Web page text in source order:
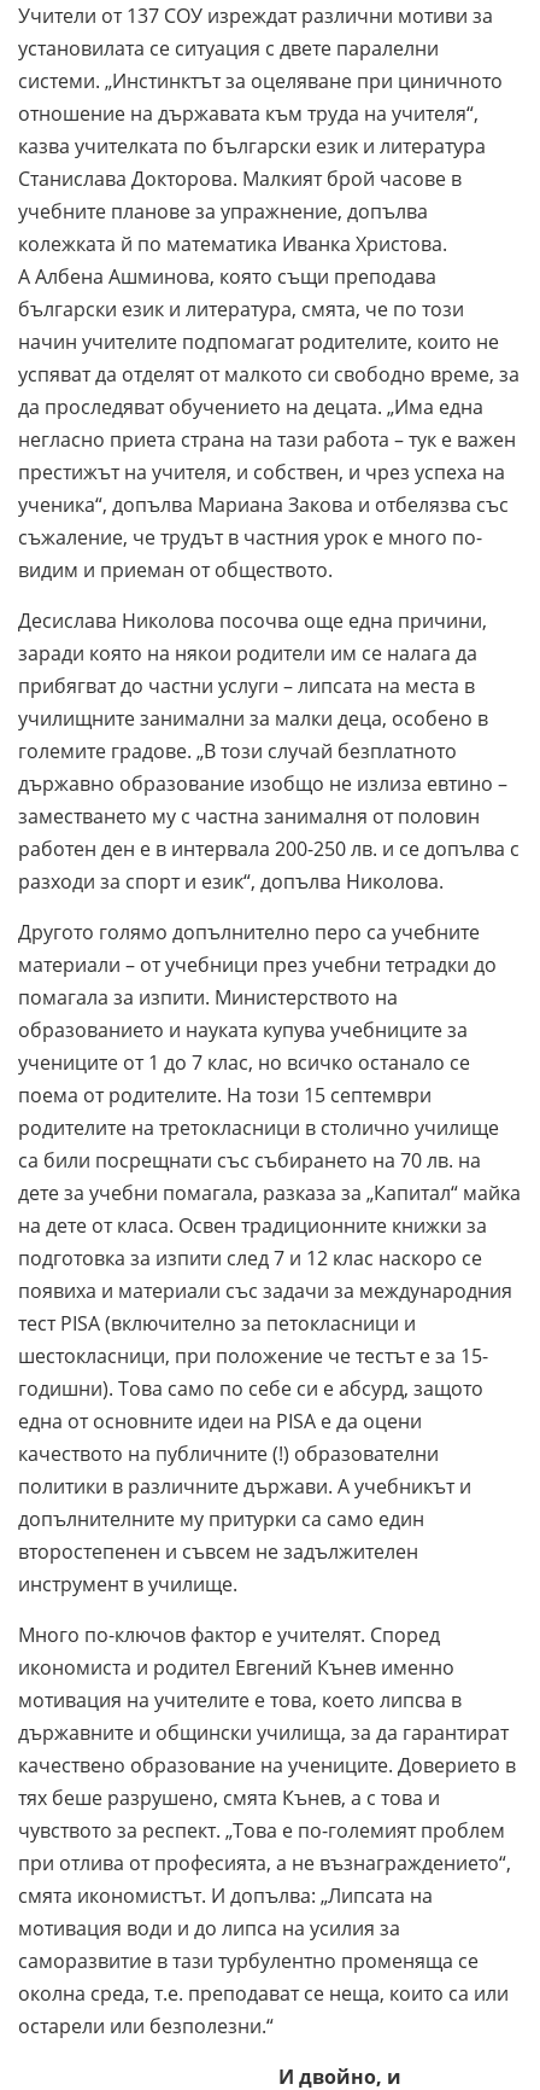
Учители от 137 СОУ изреждат различни мотиви за
установилата се ситуация с двете паралелни
системи. „Инстинктът за оцеляване при циничното
отношение на държавата към труда на учителя“,
казва учителката по български език и литература
Станислава Докторова. Малкият брой часове в
учебните планове за упражнение, допълва
колежката й по математика Иванка Христова.
А Албена Ашминова, която същи преподава
български език и литература, смята, че по този
начин учителите подпомагат родителите, които не
успяват да отделят от малкото си свободно време, за
да проследяват обучението на децата. „Има една
негласно приета страна на тази работа – тук е важен
престижът на учителя, и собствен, и чрез успеха на
ученика“, допълва Мариана Закова и отбелязва със
съжаление, че трудът в частния урок е много по-
видим и приеман от обществото.
Десислава Николова посочва още една причини,
заради която на някои родители им се налага да
прибягват до частни услуги – липсата на места в
училищните занимални за малки деца, особено в
големите градове. „В този случай безплатното
държавно образование изобщо не излиза евтино –
заместването му с частна занималня от половин
работен ден е в интервала 200-250 лв. и се допълва с
разходи за спорт и език“, допълва Николова.
Другото голямо допълнително перо са учебните
материали – от учебници през учебни тетрадки до
помагала за изпити. Министерството на
образованието и науката купува учебниците за
учениците от 1 до 7 клас, но всичко останало се
поема от родителите. На този 15 септември
родителите на третокласници в столично училище
са били посрещнати със събирането на 70 лв. на
дете за учебни помагала, разказа за „Капитал“ майка
на дете от класа. Освен традиционните книжки за
подготовка за изпити след 7 и 12 клас наскоро се
появиха и материали със задачи за международния
тест PISA (включително за петокласници и
шестокласници, при положение че тестът е за 15-
годишни). Това само по себе си е абсурд, защото
една от основните идеи на PISA е да оцени
качеството на публичните (!) образователни
политики в различните държави. А учебникът и
допълнителните му притурки са само един
второстепенен и съвсем не задължителен
инструмент в училище.
Много по-ключов фактор е учителят. Според
икономиста и родител Евгений Кънев именно
мотивация на учителите е това, което липсва в
държавните и общински училища, за да гарантират
качествено образование на учениците. Доверието в
тях беше разрушено, смята Кънев, а с това и
чувството за респект. „Това е по-големият прoблем
при отлива от професията, а не възнаграждението“,
смята икономистът. И допълва: „Липсата на
мотивация води и до липса на усилия за
саморазвитие в тази турбулентно променяща се
околна среда, т.е. преподават се неща, които са или
остарели или безполезни.“
И двойно, и